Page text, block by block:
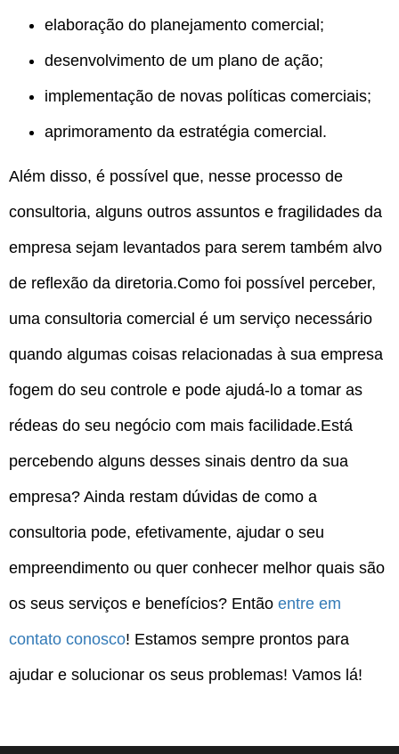
elaboração do planejamento comercial;
desenvolvimento de um plano de ação;
implementação de novas políticas comerciais;
aprimoramento da estratégia comercial.
Além disso, é possível que, nesse processo de
consultoria, alguns outros assuntos e fragilidades da
empresa sejam levantados para serem também alvo
de reflexão da diretoria.Como foi possível perceber,
uma consultoria comercial é um serviço necessário
quando algumas coisas relacionadas à sua empresa
fogem do seu controle e pode ajudá-lo a tomar as
rédeas do seu negócio com mais facilidade.Está
percebendo alguns desses sinais dentro da sua
empresa? Ainda restam dúvidas de como a
consultoria pode, efetivamente, ajudar o seu
empreendimento ou quer conhecer melhor quais são
os seus serviços e benefícios? Então entre em
contato conosco! Estamos sempre prontos para
ajudar e solucionar os seus problemas! Vamos lá!